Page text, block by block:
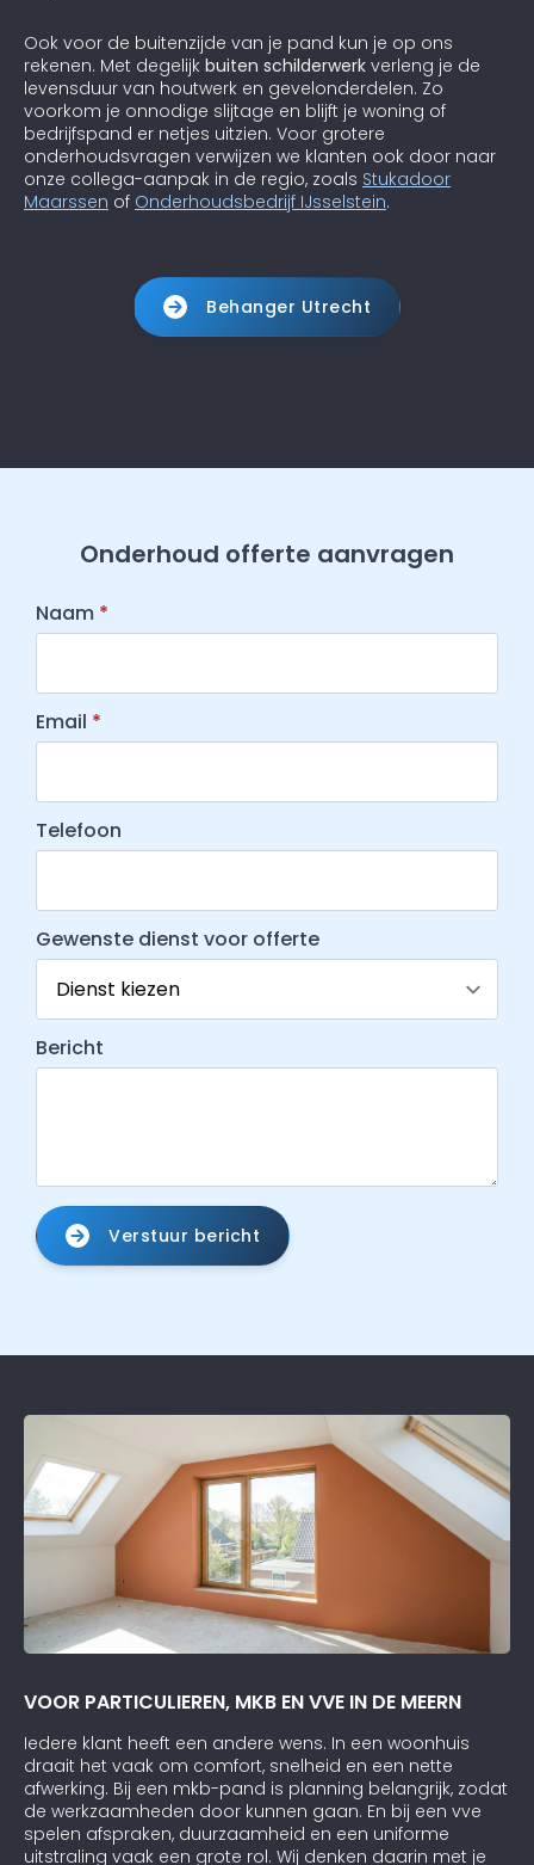
Ook voor de buitenzijde van je pand kun je op ons
rekenen. Met degelijk buiten schilderwerk verleng je de
levensduur van houtwerk en gevelonderdelen. Zo
voorkom je onnodige slijtage en blijft je woning of
bedrijfspand er netjes uitzien. Voor grotere
onderhoudsvragen verwijzen we klanten ook door naar
onze collega-aanpak in de regio, zoals Stukadoor
Maarssen of Onderhoudsbedrijf IJsselstein.
Behanger Utrecht
Onderhoud offerte aanvragen
Naam *
Email *
Telefoon
Gewenste dienst voor offerte
Bericht
Verstuur bericht
VOOR PARTICULIEREN, MKB EN VVE IN DE MEERN
Iedere klant heeft een andere wens. In een woonhuis
draait het vaak om comfort, snelheid en een nette
afwerking. Bij een mkb-pand is planning belangrijk, zodat
de werkzaamheden door kunnen gaan. En bij een vve
spelen afspraken, duurzaamheid en een uniforme
uitstraling vaak een grote rol. Wij denken daarin met je